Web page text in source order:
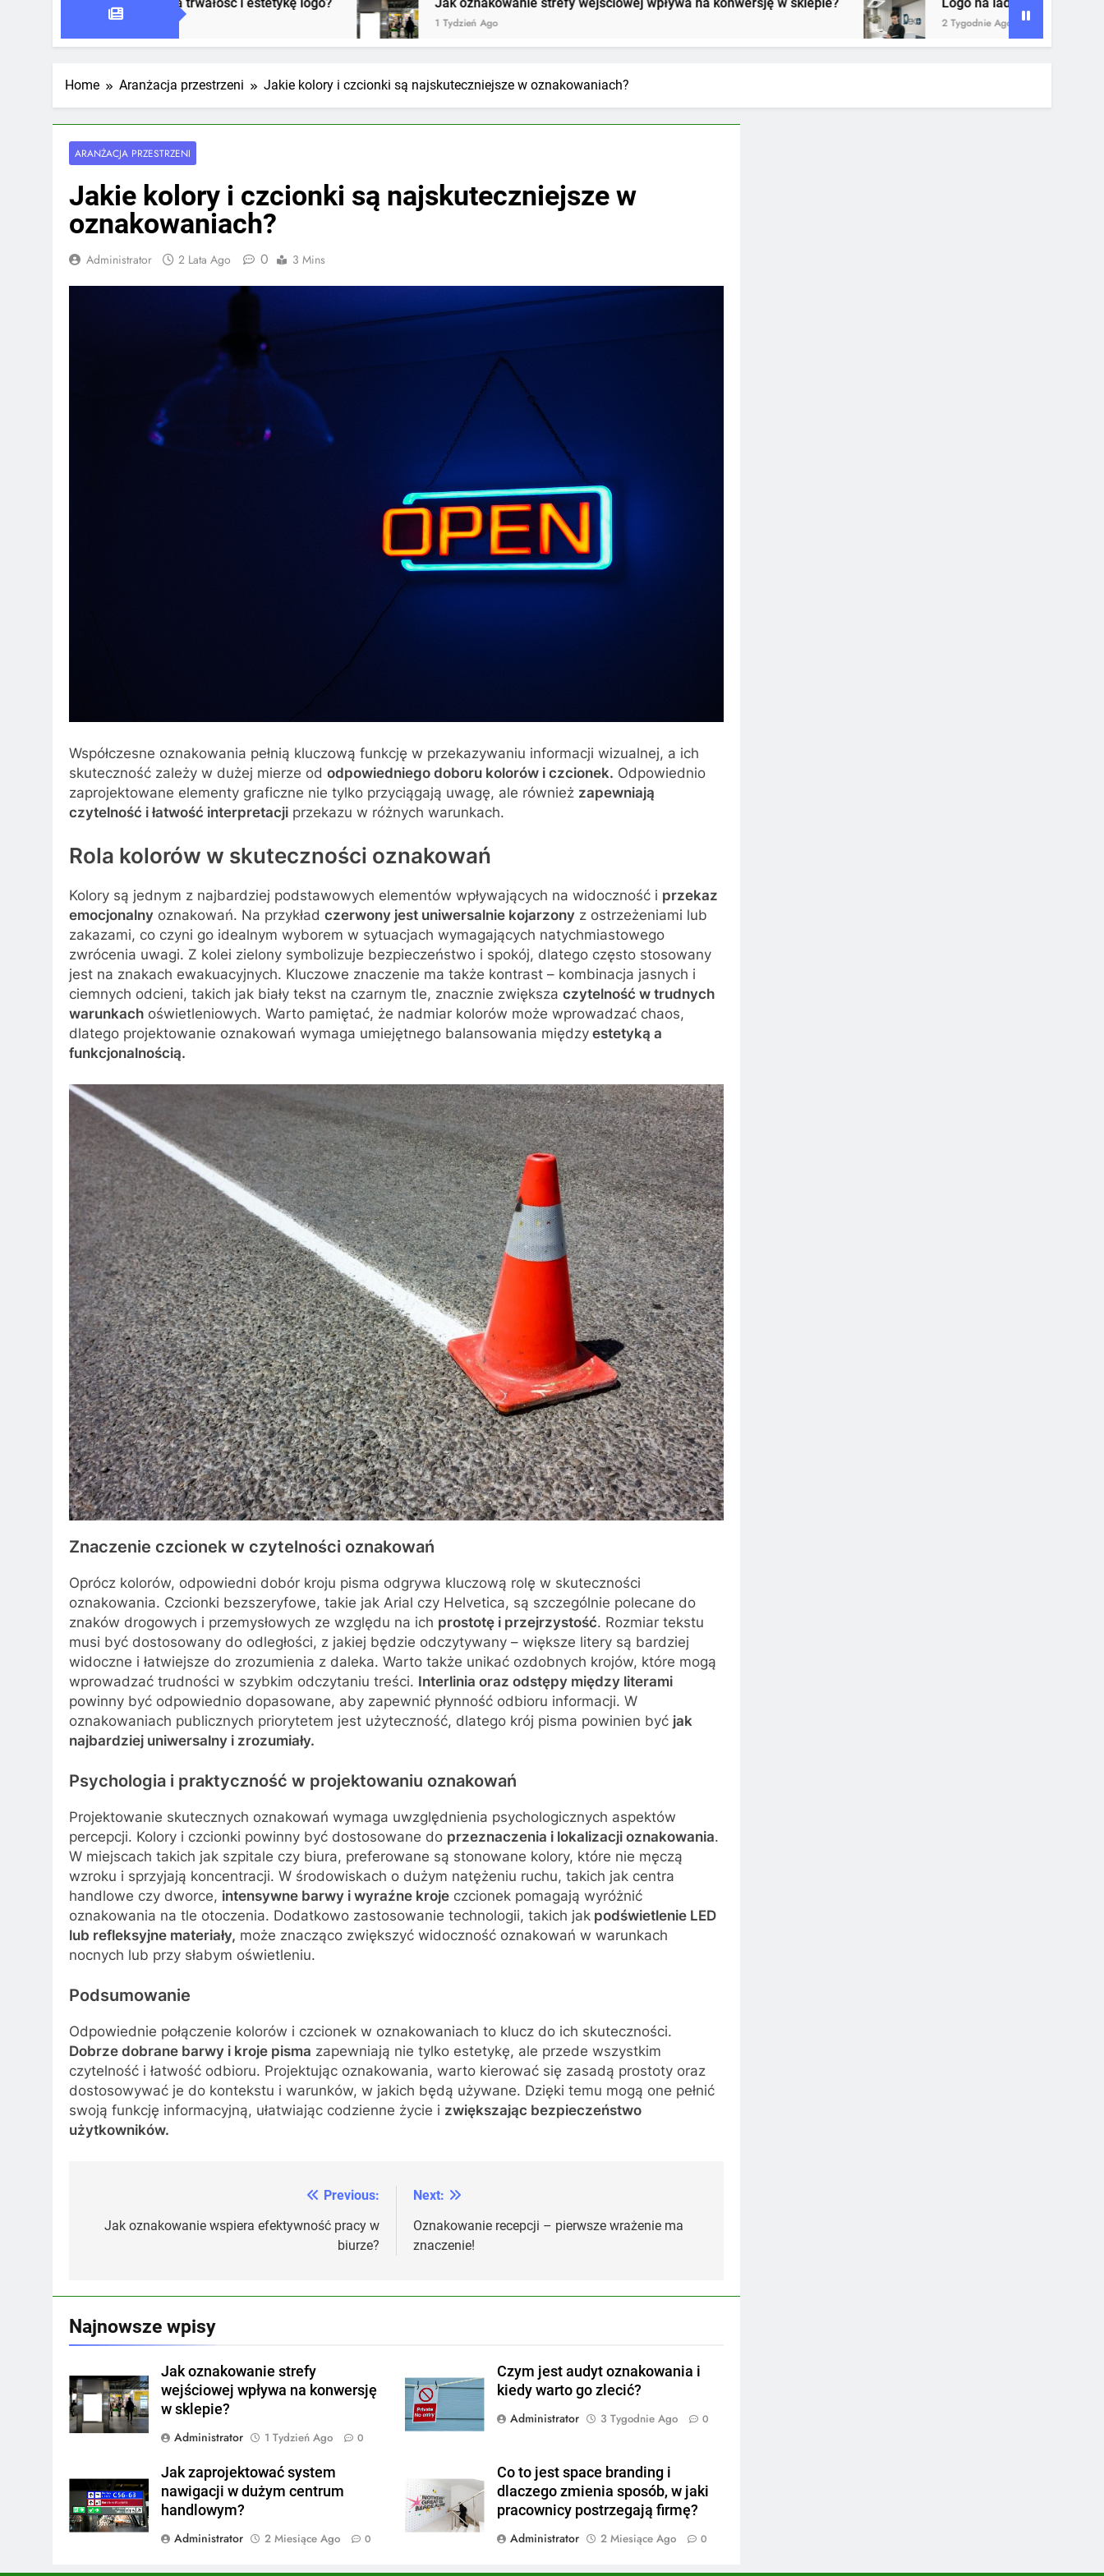
1 Tydzień Ago 2 Tygodnie Ago
Home Aranżacja przestrzeni Jakie kolory i czcionki są najskuteczniejsze w oznakowaniach?
ARANŻACJA PRZESTRZENI
Jakie kolory i czcionki są najskuteczniejsze w
oznakowaniach?
Administrator 2 Lata Ago 0 3 Mins
Współczesne oznakowania pełnią kluczową funkcję w przekazywaniu informacji wizualnej, a ich
skuteczność zależy w dużej mierze od odpowiedniego doboru kolorów i czcionek. Odpowiednio
zaprojektowane elementy graficzne nie tylko przyciągają uwagę, ale również zapewniają
czytelność i łatwość interpretacji przekazu w różnych warunkach.
Rola kolorów w skuteczności oznakowań
Kolory są jednym z najbardziej podstawowych elementów wpływających na widoczność i przekaz
emocjonalny oznakowań. Na przykład czerwony jest uniwersalnie kojarzony z ostrzeżeniami lub
zakazami, co czyni go idealnym wyborem w sytuacjach wymagających natychmiastowego
zwrócenia uwagi. Z kolei zielony symbolizuje bezpieczeństwo i spokój, dlatego często stosowany
jest na znakach ewakuacyjnych. Kluczowe znaczenie ma także kontrast – kombinacja jasnych i
ciemnych odcieni, takich jak biały tekst na czarnym tle, znacznie zwiększa czytelność w trudnych
warunkach oświetleniowych. Warto pamiętać, że nadmiar kolorów może wprowadzać chaos,
dlatego projektowanie oznakowań wymaga umiejętnego balansowania między estetyką a
funkcjonalnością.
Znaczenie czcionek w czytelności oznakowań
Oprócz kolorów, odpowiedni dobór kroju pisma odgrywa kluczową rolę w skuteczności
oznakowania. Czcionki bezszeryfowe, takie jak Arial czy Helvetica, są szczególnie polecane do
znaków drogowych i przemysłowych ze względu na ich prostotę i przejrzystość. Rozmiar tekstu
musi być dostosowany do odległości, z jakiej będzie odczytywany – większe litery są bardziej
widoczne i łatwiejsze do zrozumienia z daleka. Warto także unikać ozdobnych krojów, które mogą
wprowadzać trudności w szybkim odczytaniu treści. Interlinia oraz odstępy między literami
powinny być odpowiednio dopasowane, aby zapewnić płynność odbioru informacji. W
oznakowaniach publicznych priorytetem jest użyteczność, dlatego krój pisma powinien być jak
najbardziej uniwersalny i zrozumiały.
Psychologia i praktyczność w projektowaniu oznakowań
Projektowanie skutecznych oznakowań wymaga uwzględnienia psychologicznych aspektów
percepcji. Kolory i czcionki powinny być dostosowane do przeznaczenia i lokalizacji oznakowania.
W miejscach takich jak szpitale czy biura, preferowane są stonowane kolory, które nie męczą
wzroku i sprzyjają koncentracji. W środowiskach o dużym natężeniu ruchu, takich jak centra
handlowe czy dworce, intensywne barwy i wyraźne kroje czcionek pomagają wyróżnić
oznakowania na tle otoczenia. Dodatkowo zastosowanie technologii, takich jak podświetlenie LED
lub refleksyjne materiały, może znacząco zwiększyć widoczność oznakowań w warunkach
nocnych lub przy słabym oświetleniu.
Podsumowanie
Odpowiednie połączenie kolorów i czcionek w oznakowaniach to klucz do ich skuteczności.
Dobrze dobrane barwy i kroje pisma zapewniają nie tylko estetykę, ale przede wszystkim
czytelność i łatwość odbioru. Projektując oznakowania, warto kierować się zasadą prostoty oraz
dostosowywać je do kontekstu i warunków, w jakich będą używane. Dzięki temu mogą one pełnić
swoją funkcję informacyjną, ułatwiając codzienne życie i zwiększając bezpieczeństwo
użytkowników.
wpisu
Previous:
Jak oznakowanie wspiera efektywność pracy w
biurze?
Next:
Oznakowanie recepcji – pierwsze wrażenie ma
znaczenie!
Najnowsze wpisy
Jak oznakowanie strefy
wejściowej wpływa na konwersję
w sklepie?
Administrator
1 Tydzień Ago 0
Czym jest audyt oznakowania i
kiedy warto go zlecić?
Administrator
3 Tygodnie Ago 0
Jak zaprojektować system
nawigacji w dużym centrum
handlowym?
Administrator
2 Miesiące Ago 0
Co to jest space branding i
dlaczego zmienia sposób, w jaki
pracownicy postrzegają firmę?
Administrator
2 Miesiące Ago 0